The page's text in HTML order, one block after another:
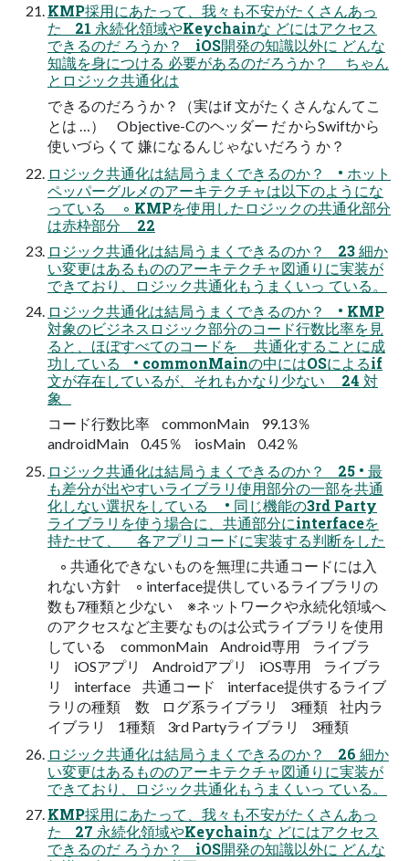
KMP採用にあたって、我々も不安がたくさんあっ
た 21 永続化領域やKeychainな どにはアクセス
できるのだ ろうか？ iOS開発の知識以外に どんな
知識を身につける 必要があるのだろうか？ ちゃん
とロジック共通化は
できるのだろうか？（実はif 文がたくさんなんてこ
とは …） Objective-Cのヘッダー だ からSwiftから
使いづらくて 嫌になるんじゃないだろう か？
ロジック共通化は結局うまくできるのか？ • ホット
ペッパーグルメのアーキテクチャは以下のようにな
っている ◦ KMPを使用したロジックの共通化部分
は赤枠部分 22
ロジック共通化は結局うまくできるのか？ 23 細か
い変更はあるもののアーキテクチャ図通りに実装が
できており、ロジック共通化もうまくいっ ている。
ロジック共通化は結局うまくできるのか？ • KMP
対象のビジネスロジック部分のコード行数比率を見
ると、ほぼすべてのコードを 共通化することに成
功している • commonMainの中にはOSによるif
文が存在しているが、それもかなり少ない 24 対
象
コード行数比率 commonMain 99.13％
androidMain 0.45％ iosMain 0.42％
ロジック共通化は結局うまくできるのか？ 25 • 最
も差分が出やすいライブラリ使用部分の一部を共通
化しない選択をしている • 同じ機能の3rd Party
ライブラリを使う場合に、共通部分にinterfaceを
持たせて、 各アプリコードに実装する判断をした
◦ 共通化できないものを無理に共通コードには入
れない方針 ◦ interface提供しているライブラリの
数も7種類と少ない ※ネットワークや永続化領域へ
のアクセスなど主要なものは公式ライブラリを使用
している commonMain Android専用 ライブラ
リ iOSアプリ Androidアプリ iOS専用 ライブラ
リ interface 共通コード interface提供するライブ
ラリの種類 数 ログ系ライブラリ 3種類 社内ラ
イブラリ 1種類 3rd Partyライブラリ 3種類
ロジック共通化は結局うまくできるのか？ 26 細か
い変更はあるもののアーキテクチャ図通りに実装が
できており、ロジック共通化もうまくいっ ている。
KMP採用にあたって、我々も不安がたくさんあっ
た 27 永続化領域やKeychainな どにはアクセス
できるのだ ろうか？ iOS開発の知識以外に どんな